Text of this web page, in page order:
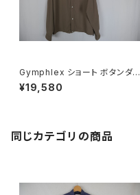
Gymphlex ショート ボタンダウ
ン長袖シャツ MEN
¥19,580
同じカテゴリの商品